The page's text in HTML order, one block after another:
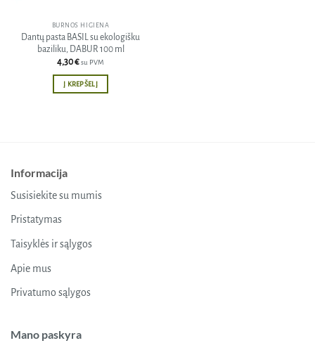
BURNOS HIGIENA
Dantų pasta BASIL su ekologišku
baziliku, DABUR 100 ml
4,30€su PVM
Į KREPŠELĮ
Informacija
Susisiekite su mumis
Pristatymas
Taisyklės ir sąlygos
Apie mus
Privatumo sąlygos
Mano paskyra